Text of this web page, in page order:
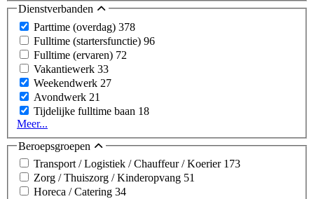
Dienstverbanden
Parttime (overdag) 378
Fulltime (startersfunctie) 96
Fulltime (ervaren) 72
Vakantiewerk 33
Weekendwerk 27
Avondwerk 21
Tijdelijke fulltime baan 18
Meer...
Beroepsgroepen
Transport / Logistiek / Chauffeur / Koerier 173
Zorg / Thuiszorg / Kinderopvang 51
Horeca / Catering 34